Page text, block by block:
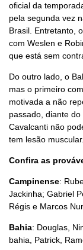
oficial da
pela segunda vez
Brasil. Entretanto,
com Weslen e
que está sem
Do outro lado, o
mas o primeiro
motivada a não
passado, diante
Cavalcanti não
tem lesão muscular.
Confira as
Campinense:
Jackinha; Gabriel
Régis e Marcos
Bahia: Douglas,
bahia, Patrick,